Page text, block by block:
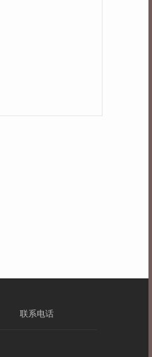
联系电话